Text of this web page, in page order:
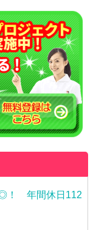
！ 年間休日112